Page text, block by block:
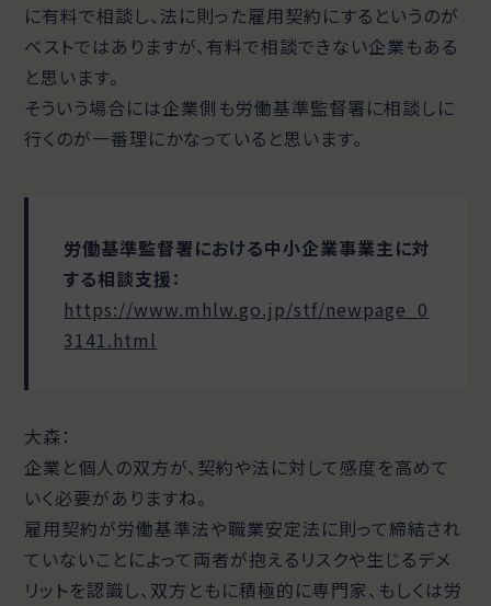
に有料で相談し、法に則った雇用契約にするというのが
ベストではありますが、有料で相談できない企業もある
と思います。
そういう場合には企業側も労働基準監督署に相談しに
行くのが一番理にかなっていると思います。
労働基準監督署における中小企業事業主に対
する相談支援：
https://www.mhlw.go.jp/stf/newpage_0
3141.html
大森：
企業と個人の双方が、契約や法に対して感度を高めて
いく必要がありますね。
雇用契約が労働基準法や職業安定法に則って締結され
ていないことによって両者が抱えるリスクや生じるデメ
リットを認識し、双方ともに積極的に専門家、もしくは労